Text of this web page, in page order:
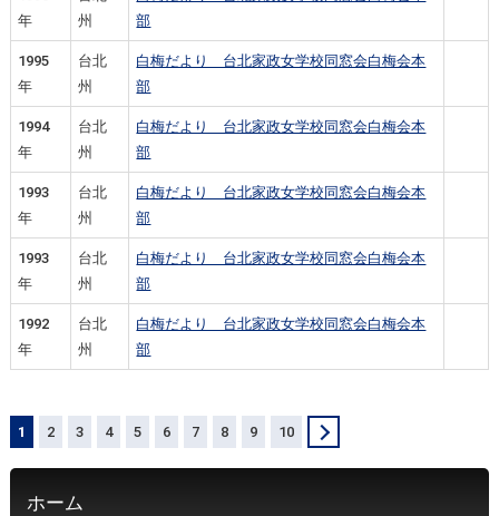
年
州
部
1995
年
台北
州
白梅だより 台北家政女学校同窓会白梅会本
部
1994
年
台北
州
白梅だより 台北家政女学校同窓会白梅会本
部
1993
年
台北
州
白梅だより 台北家政女学校同窓会白梅会本
部
1993
年
台北
州
白梅だより 台北家政女学校同窓会白梅会本
部
1992
年
台北
州
白梅だより 台北家政女学校同窓会白梅会本
部
1 2 3 4 5 6 7 8 9 10
ホーム